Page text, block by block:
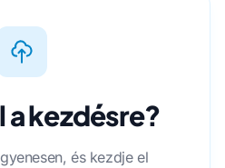
a kezdésre?
és kezdje el